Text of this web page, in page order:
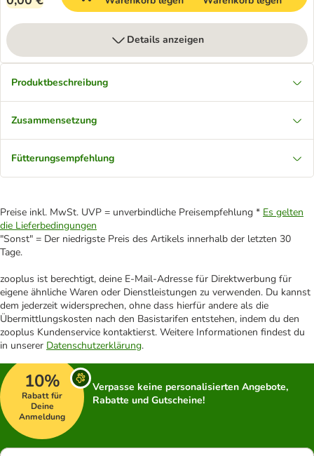
Details anzeigen
Produktbeschreibung
Zusammensetzung
Fütterungsempfehlung
Preise inkl. MwSt. UVP = unverbindliche Preisempfehlung * Es gelten
die Lieferbedingungen
"Sonst" = Der niedrigste Preis des Artikels innerhalb der letzten 30
Tage.
zooplus ist berechtigt, deine E-Mail-Adresse für Direktwerbung für
eigene ähnliche Waren oder Dienstleistungen zu verwenden. Du kannst
dem jederzeit widersprechen, ohne dass hierfür andere als die
Übermittlungskosten nach den Basistarifen entstehen, indem du den
zooplus Kundenservice kontaktierst. Weitere Informationen findest du
in unserer Datenschutzerklärung.
10%
Rabatt für
Deine
Anmeldung
Verpasse keine personalisierten Angebote,
Rabatte und Gutscheine!